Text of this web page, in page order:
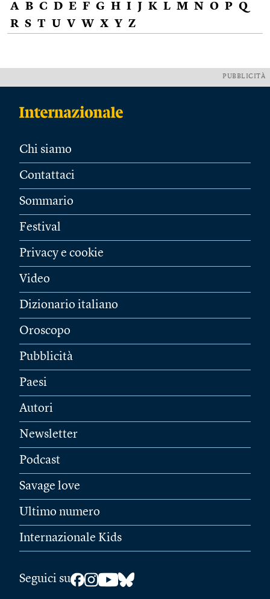
A B C D E F G H I J K L M N O P Q
R S T U V W X Y Z
PUBBLICITÀ
Chi siamo
Contattaci
Sommario
Festival
Privacy e cookie
Video
Dizionario italiano
Oroscopo
Pubblicità
Paesi
Autori
Newsletter
Podcast
Savage love
Ultimo numero
Internazionale Kids
Seguici su